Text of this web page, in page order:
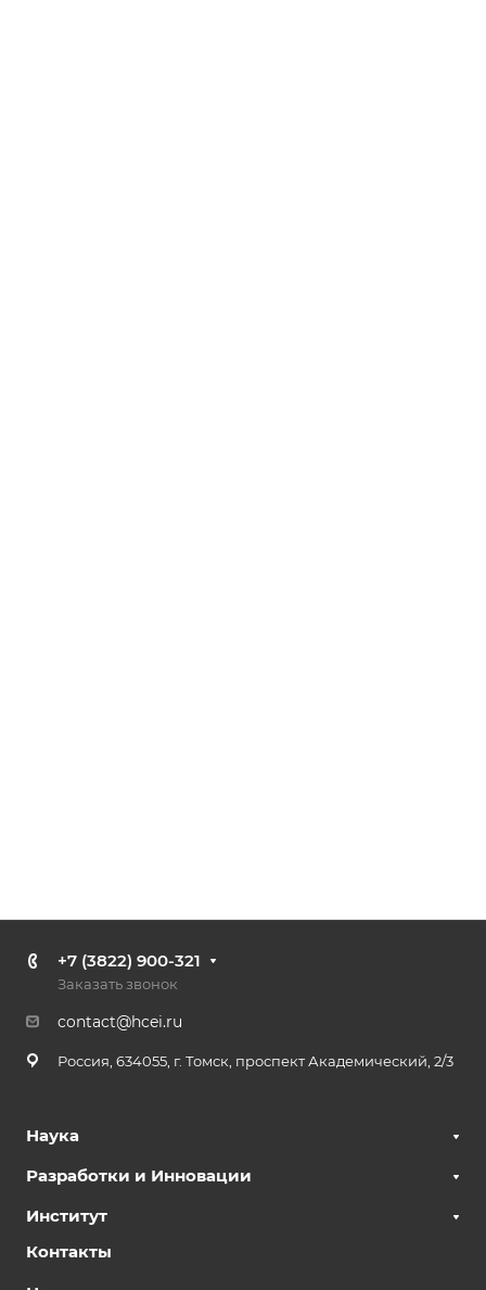
+7 (3822) 900-321
Заказать звонок
contact@hcei.ru
Россия, 634055, г. Томск, проспект Академический, 2/3
Наука
Разработки и Инновации
Институт
Контакты